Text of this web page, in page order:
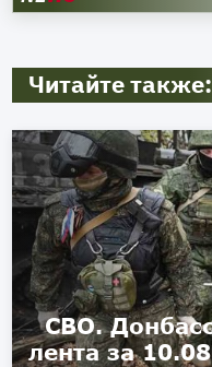
Читайте также:
СВО.
лента за